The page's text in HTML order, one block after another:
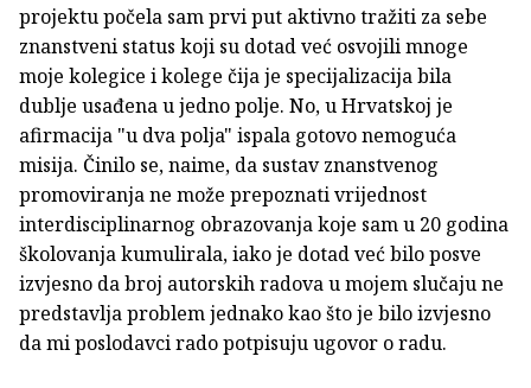
projektu počela sam prvi put aktivno tražiti za sebe
znanstveni status koji su dotad već osvojili mnoge
moje kolegice i kolege čija je specijalizacija bila
dublje usađena u jedno polje. No, u Hrvatskoj je
afirmacija "u dva polja" ispala gotovo nemoguća
misija. Činilo se, naime, da sustav znanstvenog
promoviranja ne može prepoznati vrijednost
interdisciplinarnog obrazovanja koje sam u 20 godina
školovanja kumulirala, iako je dotad već bilo posve
izvjesno da broj autorskih radova u mojem slučaju ne
predstavlja problem jednako kao što je bilo izvjesno
da mi poslodavci rado potpisuju ugovor o radu.